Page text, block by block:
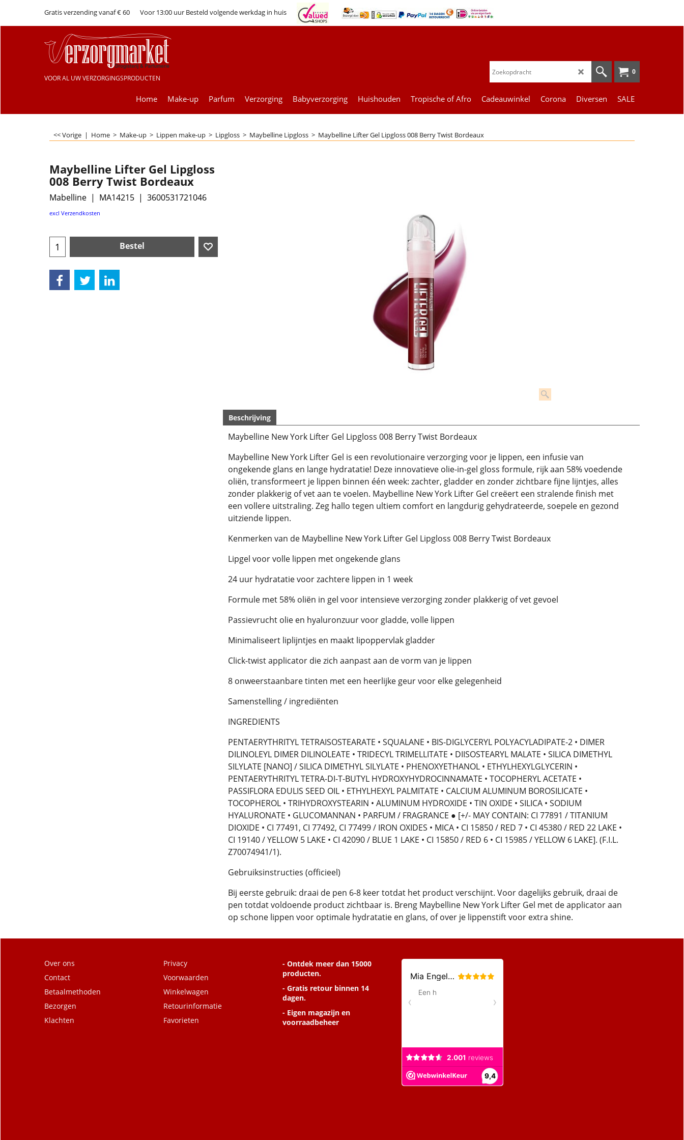
Gratis verzending vanaf € 60 Voor 13:00 uur Besteld volgende werkdag in huis
VOOR AL UW VERZORGINGSPRODUCTEN
0
Home Make-up Parfum Verzorging Babyverzorging Huishouden Tropische of Afro Cadeauwinkel Corona Diversen SALE
<< Vorige | Home > Make-up > Lippen make-up > Lipgloss > Maybelline Lipgloss > Maybelline Lifter Gel Lipgloss 008 Berry Twist Bordeaux
Maybelline Lifter Gel Lipgloss
008 Berry Twist Bordeaux
Mabelline MA14215 3600531721046
€7.50
Bestel
Beschrijving
Maybelline New York Lifter Gel Lipgloss 008 Berry Twist Bordeaux
Maybelline New York Lifter Gel is een revolutionaire verzorging voor je lippen, een infusie van
ongekende glans en lange hydratatie! Deze innovatieve olie-in-gel gloss formule, rijk aan 58% voedende
oliën, transformeert je lippen binnen één week: zachter, gladder en zonder zichtbare fijne lijntjes, alles
zonder plakkerig of vet aan te voelen. Maybelline New York Lifter Gel creëert een stralende finish met
een vollere uitstraling. Zeg hallo tegen ultiem comfort en langdurig gehydrateerde, soepele en gezond
uitziende lippen.
Kenmerken van de Maybelline New York Lifter Gel Lipgloss 008 Berry Twist Bordeaux
Lipgel voor volle lippen met ongekende glans
24 uur hydratatie voor zachtere lippen in 1 week
Formule met 58% oliën in gel voor intensieve verzorging zonder plakkerig of vet gevoel
Passievrucht olie en hyaluronzuur voor gladde, volle lippen
Minimaliseert liplijntjes en maakt lipoppervlak gladder
Click-twist applicator die zich aanpast aan de vorm van je lippen
8 onweerstaanbare tinten met een heerlijke geur voor elke gelegenheid
Samenstelling / ingrediënten
INGREDIENTS
PENTAERYTHRITYL TETRAISOSTEARATE • SQUALANE • BIS-DIGLYCERYL POLYACYLADIPATE-2 • DIMER
DILINOLEYL DIMER DILINOLEATE • TRIDECYL TRIMELLITATE • DIISOSTEARYL MALATE • SILICA DIMETHYL
SILYLATE [NANO] / SILICA DIMETHYL SILYLATE • PHENOXYETHANOL • ETHYLHEXYLGLYCERIN •
PENTAERYTHRITYL TETRA-DI-T-BUTYL HYDROXYHYDROCINNAMATE • TOCOPHERYL ACETATE •
PASSIFLORA EDULIS SEED OIL • ETHYLHEXYL PALMITATE • CALCIUM ALUMINUM BOROSILICATE •
TOCOPHEROL • TRIHYDROXYSTEARIN • ALUMINUM HYDROXIDE • TIN OXIDE • SILICA • SODIUM
HYALURONATE • GLUCOMANNAN • PARFUM / FRAGRANCE ● [+/- MAY CONTAIN: CI 77891 / TITANIUM
DIOXIDE • CI 77491, CI 77492, CI 77499 / IRON OXIDES • MICA • CI 15850 / RED 7 • CI 45380 / RED 22 LAKE •
CI 19140 / YELLOW 5 LAKE • CI 42090 / BLUE 1 LAKE • CI 15850 / RED 6 • CI 15985 / YELLOW 6 LAKE]. (F.I.L.
Z70074941/1).
Gebruiksinstructies (officieel)
Bij eerste gebruik: draai de pen 6-8 keer totdat het product verschijnt. Voor dagelijks gebruik, draai de
pen totdat voldoende product zichtbaar is. Breng Maybelline New York Lifter Gel met de applicator aan
op schone lippen voor optimale hydratatie en glans, of over je lippenstift voor extra shine.
Over ons
Contact
Betaalmethoden
Bezorgen
Klachten
Privacy
Voorwaarden
Winkelwagen
Retourinformatie
Favorieten
- Ontdek meer dan 15000
producten.
- Gratis retour binnen 14
dagen.
- Eigen magazijn en
voorraadbeheer